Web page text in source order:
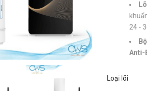
24 -
Anti-
Loại lõi